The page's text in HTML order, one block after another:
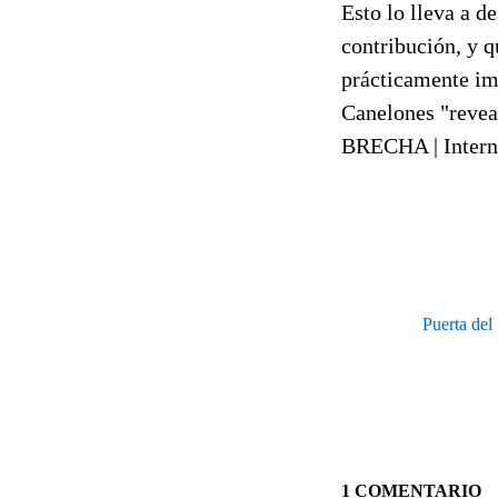
Esto lo lleva a
contribución, y
prácticamente
Canelones
BRECHA |
Puerta del
1 COMENTARIO